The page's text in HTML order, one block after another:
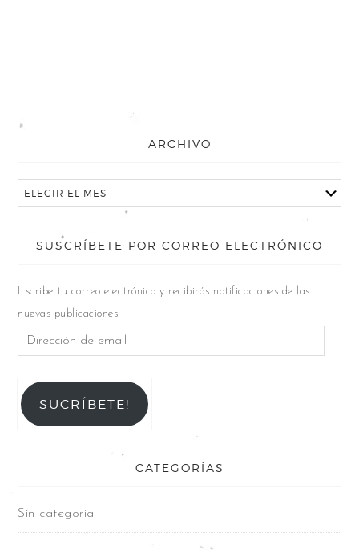
ARCHIVO
SUSCRÍBETE POR CORREO ELECTRÓNICO
Escribe tu correo electrónico y recibirás notificaciones de las
nuevas publicaciones.
SUCRÍBETE!
CATEGORÍAS
Sin categoría